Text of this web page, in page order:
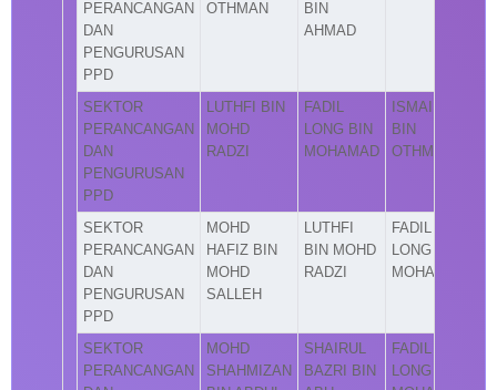
PERANCANGAN
DAN
PENGURUSAN
PPD
OTHMAN
BIN
AHMAD
SEKTOR
PERANCANGAN
DAN
PENGURUSAN
PPD
LUTHFI BIN
MOHD
RADZI
FADIL
LONG BIN
MOHAMAD
ISMAIL
BIN
OTHMAN
SEKTOR
PERANCANGAN
DAN
PENGURUSAN
PPD
MOHD
HAFIZ BIN
MOHD
SALLEH
LUTHFI
BIN MOHD
RADZI
FADIL
LONG BIN
MOHAMAD
SEKTOR
PERANCANGAN
MOHD
SHAHMIZAN
SHAIRUL
BAZRI BIN
FADIL
LONG BIN